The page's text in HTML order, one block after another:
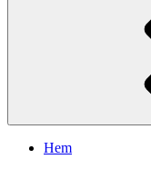
Hem